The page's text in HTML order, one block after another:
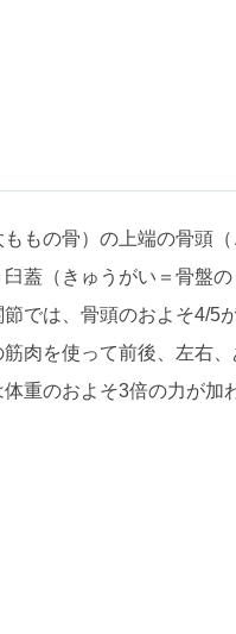
ももの骨）の上端の骨頭
臼蓋（きゅうがい＝骨盤
節では、骨頭のおよそ4/5
筋肉を使って前後、左右
重のおよそ3倍の力が加